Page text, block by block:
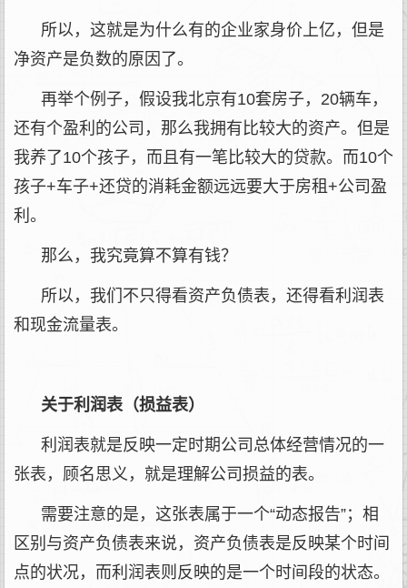
所以，这就是为什么有的企业家身价上亿，但是
净资产是负数的原因了。
再举个例子，假设我北京有10套房子，20辆车，
还有个盈利的公司，那么我拥有比较大的资产。但是
我养了10个孩子，而且有一笔比较大的贷款。而10个
孩子+车子+还贷的消耗金额远远要大于房租+公司盈
利。
那么，我究竟算不算有钱？
所以，我们不只得看资产负债表，还得看利润表
和现金流量表。
关于利润表（损益表）
利润表就是反映一定时期公司总体经营情况的一
张表，顾名思义，就是理解公司损益的表。
需要注意的是，这张表属于一个“动态报告”；相
区别与资产负债表来说，资产负债表是反映某个时间
点的状况，而利润表则反映的是一个时间段的状态。